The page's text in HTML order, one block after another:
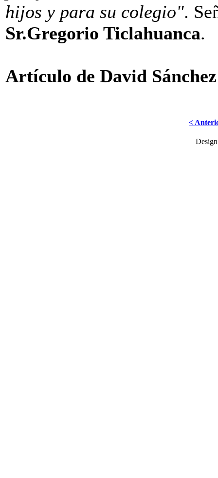
hijos y para su colegio".
Sr.Gregorio Ticlahuanca.
Artículo de David
<